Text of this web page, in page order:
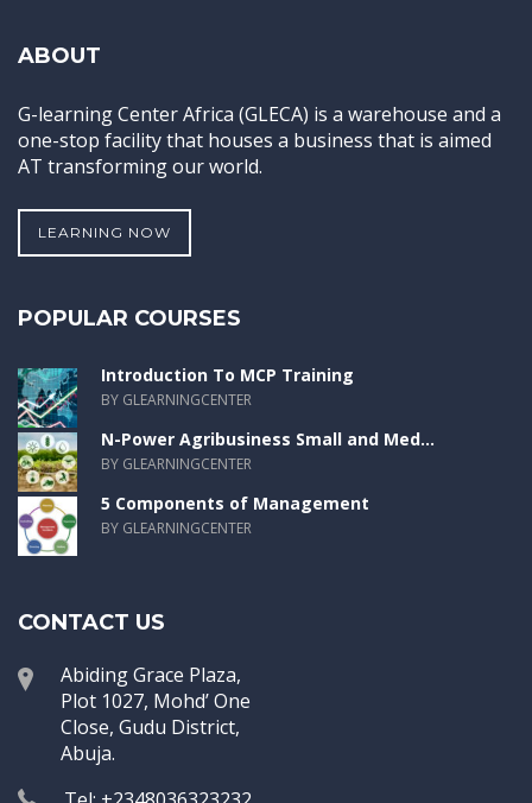
ABOUT
G-learning Center Africa (GLECA) is a warehouse and a
one-stop facility that houses a business that is aimed
AT transforming our world.
LEARNING NOW
POPULAR COURSES
Introduction To MCP Training
BY GLEARNINGCENTER
N-Power Agribusiness Small and Med...
BY GLEARNINGCENTER
5 Components of Management
BY GLEARNINGCENTER
CONTACT US
Abiding Grace Plaza,
Plot 1027, Mohd’ One
Close, Gudu District,
Abuja.